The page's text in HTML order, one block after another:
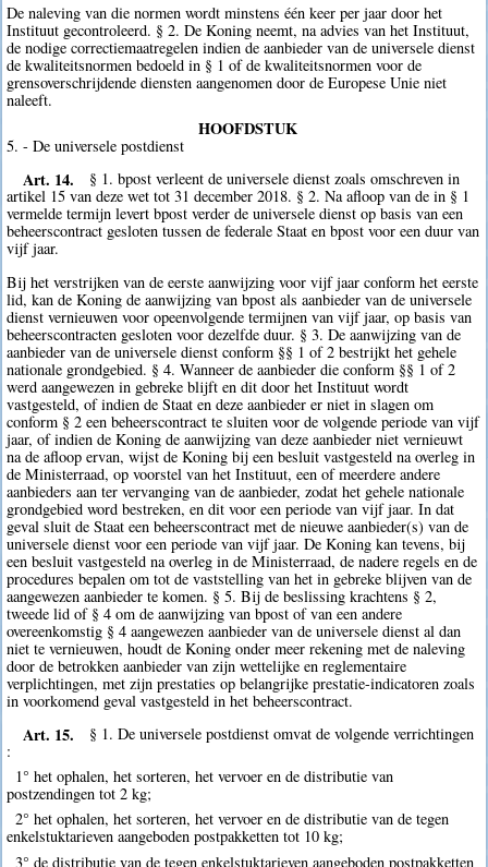
De naleving van die normen wordt minstens één keer per jaar door het
Instituut gecontroleerd. § 2. De Koning neemt, na advies van het Instituut,
de nodige correctiemaatregelen indien de aanbieder van de universele dienst
de kwaliteitsnormen bedoeld in § 1 of de kwaliteitsnormen voor de
grensoverschrijdende diensten aangenomen door de Europese Unie niet
naleeft.
HOOFDSTUK
5. - De universele postdienst
Art. 14.
§ 1. bpost verleent de universele dienst zoals omschreven in
artikel 15 van deze wet tot 31 december 2018. § 2. Na afloop van de in § 1
vermelde termijn levert bpost verder de universele dienst op basis van een
beheerscontract gesloten tussen de federale Staat en bpost voor een duur van
vijf jaar.
Bij het verstrijken van de eerste aanwijzing voor vijf jaar conform het eerste
lid, kan de Koning de aanwijzing van bpost als aanbieder van de universele
dienst vernieuwen voor opeenvolgende termijnen van vijf jaar, op basis van
beheerscontracten gesloten voor dezelfde duur. § 3. De aanwijzing van de
aanbieder van de universele dienst conform §§ 1 of 2 bestrijkt het gehele
nationale grondgebied. § 4. Wanneer de aanbieder die conform §§ 1 of 2
werd aangewezen in gebreke blijft en dit door het Instituut wordt
vastgesteld, of indien de Staat en deze aanbieder er niet in slagen om
conform § 2 een beheerscontract te sluiten voor de volgende periode van vijf
jaar, of indien de Koning de aanwijzing van deze aanbieder niet vernieuwt
na de afloop ervan, wijst de Koning bij een besluit vastgesteld na overleg in
de Ministerraad, op voorstel van het Instituut, een of meerdere andere
aanbieders aan ter vervanging van de aanbieder, zodat het gehele nationale
grondgebied word bestreken, en dit voor een periode van vijf jaar. In dat
geval sluit de Staat een beheerscontract met de nieuwe aanbieder(s) van de
universele dienst voor een periode van vijf jaar. De Koning kan tevens, bij
een besluit vastgesteld na overleg in de Ministerraad, de nadere regels en de
procedures bepalen om tot de vaststelling van het in gebreke blijven van de
aangewezen aanbieder te komen. § 5. Bij de beslissing krachtens § 2,
tweede lid of § 4 om de aanwijzing van bpost of van een andere
overeenkomstig § 4 aangewezen aanbieder van de universele dienst al dan
niet te vernieuwen, houdt de Koning onder meer rekening met de naleving
door de betrokken aanbieder van zijn wettelijke en reglementaire
verplichtingen, met zijn prestaties op belangrijke prestatie-indicatoren zoals
in voorkomend geval vastgesteld in het beheerscontract.
Art. 15.
§ 1. De universele postdienst omvat de volgende verrichtingen
:
1° het ophalen, het sorteren, het vervoer en de distributie van
postzendingen tot 2 kg;
2° het ophalen, het sorteren, het vervoer en de distributie van de tegen
enkelstuktarieven aangeboden postpakketten tot 10 kg;
3° de distributie van de tegen enkelstuktarieven aangeboden postpakketten